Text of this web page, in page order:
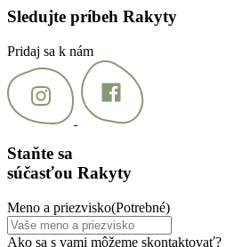
Sledujte príbeh Rakyty
Pridaj sa k nám
Staňte sa
súčasťou Rakyty
Meno a priezvisko(Potrebné)
Ako sa s vami môžeme skontaktovať?